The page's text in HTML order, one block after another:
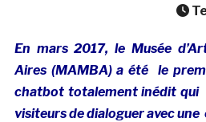
En mars 2017, le Musée
Aires (MAMBA) a été le
chatbot totalement inédit qui
visiteurs de dialoguer avec